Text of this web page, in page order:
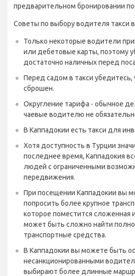
предварительном бронировании
Советы по выбору водителя такси
Только некоторые водители
или дебетовые карты, поэтому
достаточно наличных перед
Перед садом в такси убедитесь,
сброшен.
Округление тарифа - обычное
чаевые водителю не
В Каппадокии есть такси для
Хотя доступность в Турции
последнее время, Каппадокия
людей с ограниченными
передвижения.
При посещении Каппадокии вы
попросить более крупное
которое поместится сложенная
может быть сложно найти
транспортные средства.
В Каппадокии вы можете быть
несанкционированными
выбирают более длинные